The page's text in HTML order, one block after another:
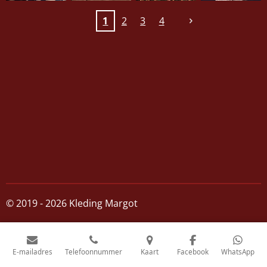
1 2 3 4
© 2019 - 2026 Kleding Margot
E-mailadres Telefoonnummer Kaart Facebook WhatsApp